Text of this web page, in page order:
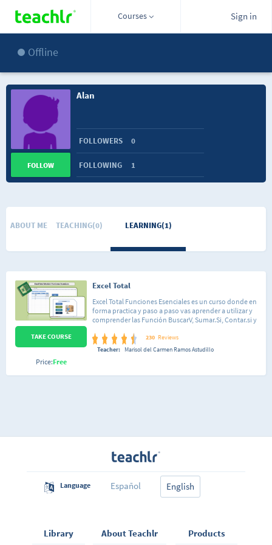
Courses Sign in
Offline
Alan
FOLLOWERS 0
FOLLOWING 1
FOLLOW
ABOUT ME TEACHING(0) LEARNING(1)
Excel Total
Excel Total Funciones Esenciales es un curso donde en
forma practica y paso a paso vas aprender a utilizar y
comprender las Función BuscarV, Sumar.Si, Contar.si y
funciones a través de ejercicios prácticos. Ademas vas
aprender a crear tablas a utilizarlas de forma eficiente.
necesidades. Lo mas importante compartiré contigo
230 Reviews
Teacher:
Marisol del Carmen Ramos Astudillo
TAKE COURSE
Price:Free
Language Español English
Library About Teachlr Products